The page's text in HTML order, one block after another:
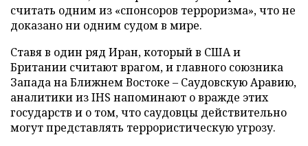
считать одним из «спонсоров терроризма», что не
доказано ни одним судом в мире.
Ставя в один ряд Иран, который в США и
Британии считают врагом, и главного союзника
Запада на Ближнем Востоке – Саудовскую Аравию,
аналитики из IHS напоминают о вражде этих
государств и о том, что саудовцы действительно
могут представлять террористическую угрозу.